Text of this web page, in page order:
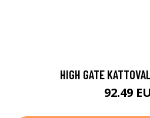
HIGH GATE
92.49